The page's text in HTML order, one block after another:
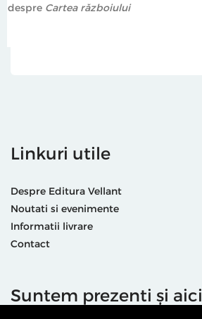
despre Cartea războiului
Linkuri utile
Despre Editura Vellant
Noutati si evenimente
Informatii livrare
Contact
Suntem prezenti și aici